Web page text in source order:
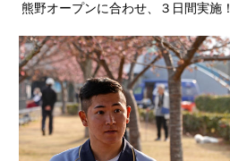
熊野オープンに合わせ、３日間実施！